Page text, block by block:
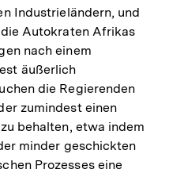
Industrieländern, und
Autokraten Afrikas
nach einem
äußerlich
die Regierenden
zumindest einen
behalten, etwa indem
minder geschickten
Prozesses eine